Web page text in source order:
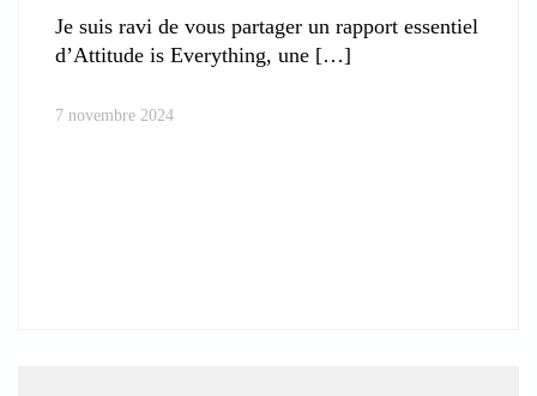
Je suis ravi de vous partager un rapport essentiel
d’Attitude is Everything, une
7 novembre 2024